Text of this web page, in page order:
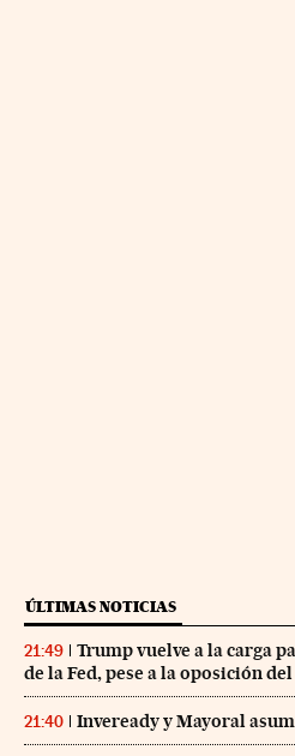
ÚLTIMAS NOTICIAS
21:49
Trump vuelve a la carga
de la Fed, pese a la oposición
21:40 Inveready y Mayoral